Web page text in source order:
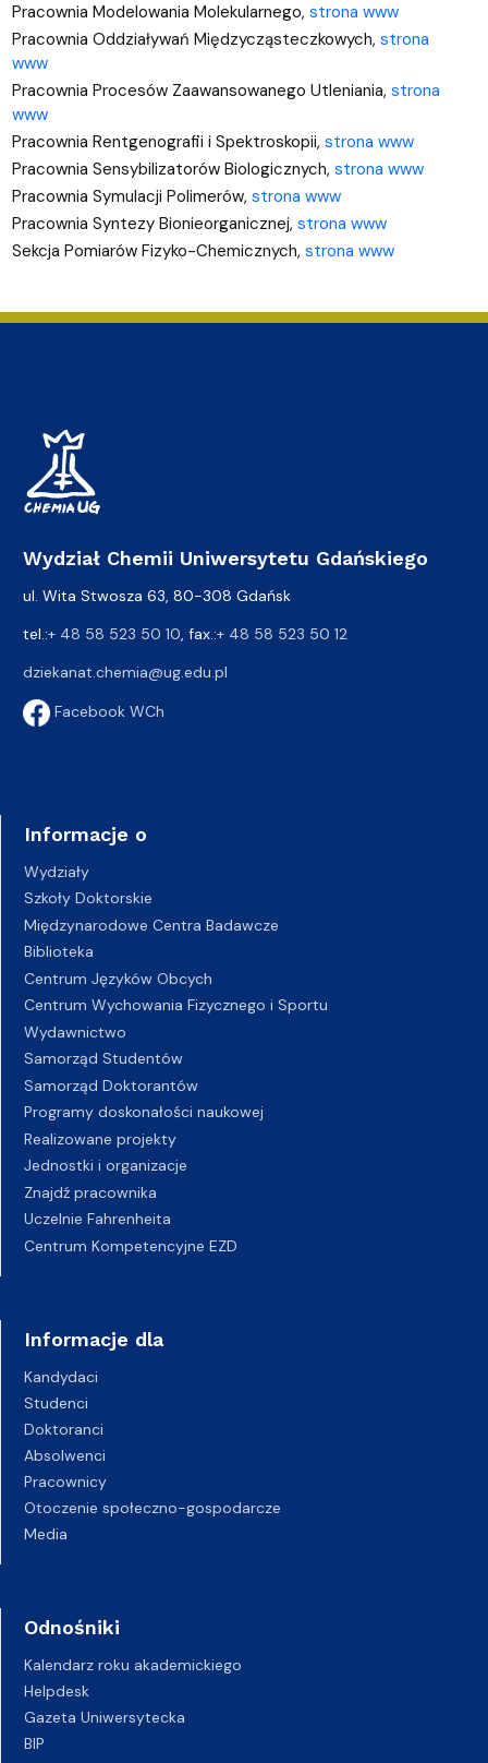
Pracownia Modelowania Molekularnego, strona www
Pracownia Oddziaływań Międzycząsteczkowych, strona
www
Pracownia Procesów Zaawansowanego Utleniania, strona
www
Pracownia Rentgenografii i Spektroskopii, strona www
Pracownia Sensybilizatorów Biologicznych, strona www
Pracownia Symulacji Polimerów, strona www
Pracownia Syntezy Bionieorganicznej, strona www
Sekcja Pomiarów Fizyko-Chemicznych, strona www
Wydział Chemii Uniwersytetu Gdańskiego
ul. Wita Stwosza 63, 80-308 Gdańsk
tel.:+ 48 58 523 50 10, fax.:+ 48 58 523 50 12
dziekanat.chemia@ug.edu.pl
Facebook WCh
Informacje o
Wydziały
Szkoły Doktorskie
Międzynarodowe Centra Badawcze
Biblioteka
Centrum Języków Obcych
Centrum Wychowania Fizycznego i Sportu
Wydawnictwo
Samorząd Studentów
Samorząd Doktorantów
Programy doskonałości naukowej
Realizowane projekty
Jednostki i organizacje
Znajdź pracownika
Uczelnie Fahrenheita
Centrum Kompetencyjne EZD
Informacje dla
Kandydaci
Studenci
Doktoranci
Absolwenci
Pracownicy
Otoczenie społeczno-gospodarcze
Media
Odnośniki
Kalendarz roku akademickiego
Helpdesk
Gazeta Uniwersytecka
BIP